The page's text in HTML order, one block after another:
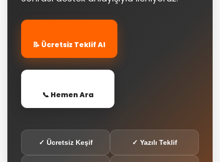
📝 Ücretsiz Teklif Al
📞 Hemen Ara
✓ Ücretsiz Keşif ✓ Yazılı Teklif